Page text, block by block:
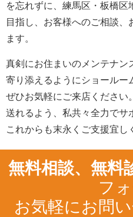
を忘れずに、練馬区・板橋
目指し、お客様へのご相談、
ます。
真剣にお住まいのメンテナン
寄り添えるようにショールー
ぜひお気軽にご来店ください
送れるよう、私共々全力でサ
これからも末永くご支援宜し
無料相談、無料
フ
お気軽にお問